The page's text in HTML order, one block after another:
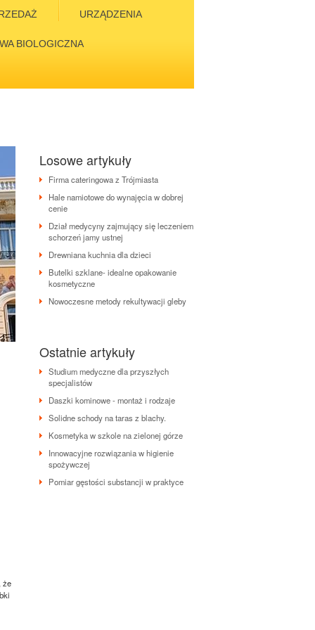
URZĄDZENIA
BIOLOGICZNA
że
Losowe artykuły
Firma cateringowa z Trójmiasta
Hale namiotowe do wynajęcia w dobrej
cenie
Dział medycyny zajmujący się leczeniem
schorzeń jamy ustnej
Drewniana kuchnia dla dzieci
Butelki szklane- idealne opakowanie
kosmetyczne
Nowoczesne metody rekultywacji gleby
Ostatnie artykuły
Studium medyczne dla przyszłych
specjalistów
Daszki kominowe - montaż i rodzaje
Solidne schody na taras z blachy.
Kosmetyka w szkole na zielonej górze
Innowacyjne rozwiązania w higienie
spożywczej
Pomiar gęstości substancji w praktyce